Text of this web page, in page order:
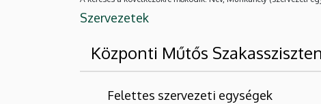
Szervezetek
Központi Műtős
Felettes szervezeti egységek